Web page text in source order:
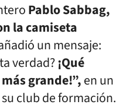
Pablo Sabbag,
la camiseta
un mensaje:
verdad?¡Qué
grande!”,en un
club de formación.